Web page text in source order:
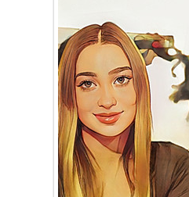
Вы подготовили свой
или видео формате?
публикацию в одном